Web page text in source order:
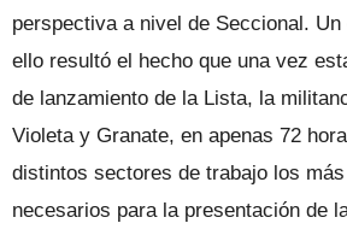
perspectiva a nivel de Seccional.
ello resultó el hecho que una vez
de lanzamiento de la Lista, la
Violeta y Granate, en apenas 72
distintos sectores de trabajo los
necesarios para la presentación de